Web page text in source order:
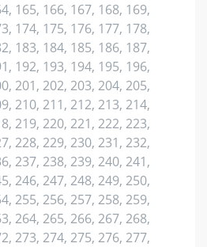
165, 166, 167, 168, 169,
174, 175, 176, 177, 178,
183, 184, 185, 186, 187,
192, 193, 194, 195, 196,
201, 202, 203, 204, 205,
210, 211, 212, 213, 214,
219, 220, 221, 222, 223,
228, 229, 230, 231, 232,
237, 238, 239, 240, 241,
246, 247, 248, 249, 250,
255, 256, 257, 258, 259,
264, 265, 266, 267, 268,
273, 274, 275, 276, 277,